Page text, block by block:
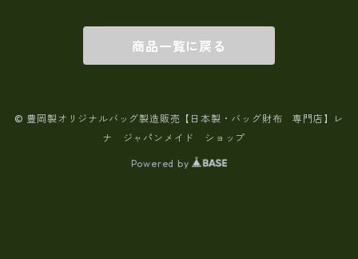
商品一覧に戻る
© 豊岡製オリジナルバッグ製造販売【日本製・バッグ財布 専門店】レ
ナ ジャパンメイド ショップ
Powered by